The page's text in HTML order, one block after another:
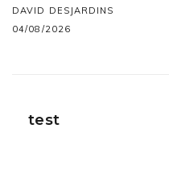
DAVID DESJARDINS
04/08/2026
test